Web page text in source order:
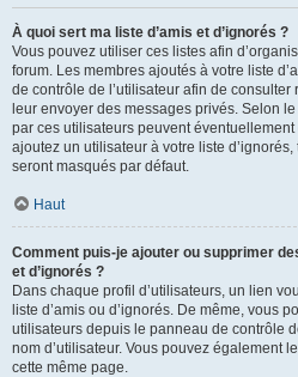
À quoi sert ma liste d’amis et d’ignorés ?
Vous pouvez utiliser ces listes afin
forum. Les membres ajoutés à votre liste
de contrôle de l’utilisateur afin de
leur envoyer des messages privés. Selon
par ces utilisateurs peuvent
ajoutez un utilisateur à votre liste
seront masqués par défaut.
Haut
Comment puis-je ajouter ou supprimer
et d’ignorés ?
Dans chaque profil d’utilisateurs, un lien
liste d’amis ou d’ignorés. De même, vous
utilisateurs depuis le panneau de contrôle
nom d’utilisateur. Vous pouvez également
cette même page.